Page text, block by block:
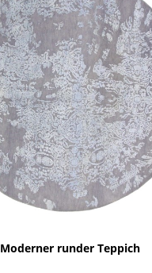
Moderner runder Teppich